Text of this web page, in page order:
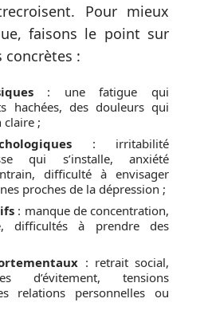
Pour mieux
faisons le point sur
:
: une fatigue qui
hachées, des douleurs qui
claire ;
: irritabilité
qui s’installe, anxiété
difficulté à envisager
proches de la dépression ;
: manque de concentration,
difficultés à prendre des
: retrait social,
d’évitement, tensions
relations personnelles ou